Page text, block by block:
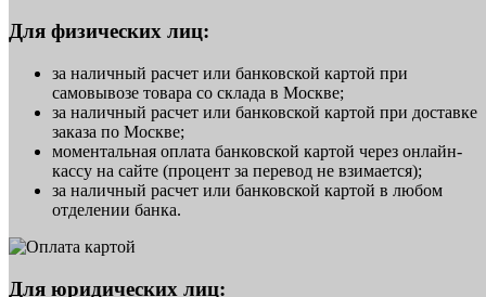
Для физических лиц:
за наличный расчет или банковской картой при
самовывозе товара со склада в Москве;
за наличный расчет или банковской картой при доставке
заказа по Москве;
моментальная оплата банковской картой через онлайн-
кассу на сайте (процент за перевод не взимается);
за наличный расчет или банковской картой в любом
отделении банка.
Для юридических лиц: